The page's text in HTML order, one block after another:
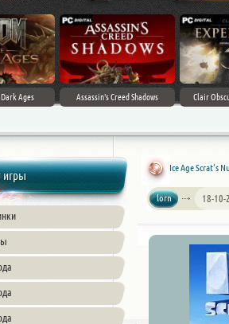
Ages Assassin's Creed Shadows Clair
игры
Ice Age Scrat's
lorn 18-10-